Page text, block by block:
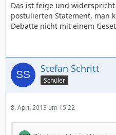
Friedens
entscheidet es sich für den
Kulturen soll in
Das ist feige und
postulierten Statement, man
Debatte nicht mit einem
Stefan Schritt
Schüler
8. April 2013 um 15:22